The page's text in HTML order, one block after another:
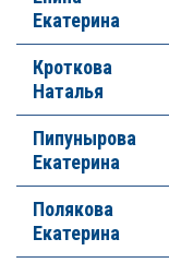
Екатерина
Кроткова
Наталья
Пипунырова
Екатерина
Полякова
Екатерина